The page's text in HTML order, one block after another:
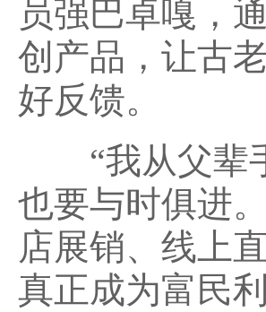
员强巴卓嘎，
创产品，让古
好反馈。
“我从父辈手
也要与时俱进
店展销、线上
真正成为富民